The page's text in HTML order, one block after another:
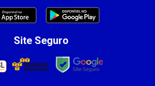
Site Seguro